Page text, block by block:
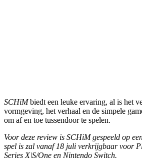
SCHiMbiedt een leuke ervaring, al is het
vormgeving, het verhaal en de simpele
om af en toe tussendoor te spelen.
Voor deze review is SCHiM gespeeld op
spel is zal vanaf 18 juli verkrijgbaar voor
Series X|S/One en Nintendo Switch.